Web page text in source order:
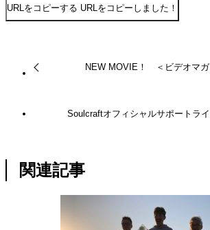
URLをコピーする URLをコピーしました！
NEW MOVIE！ ＜ビデオマガ
Soulcraftオフィシャルサポートラ
関連記事